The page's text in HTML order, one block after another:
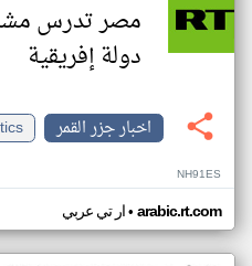
مصر تدرس
دولة إفريقية
اخبار جزر القمر
NH91ES
ار تي عربي• arabic.rt.com